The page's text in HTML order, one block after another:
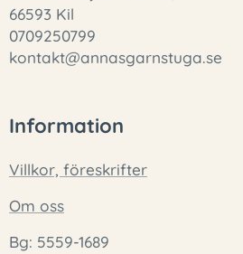
66593 Kil
0709250799
kontakt@annasgarnstuga.se
Information
Villkor, föreskrifter
Om oss
Bg: 5559-1689